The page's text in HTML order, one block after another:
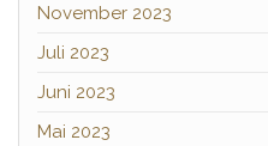
November 2023
Juli 2023
Juni 2023
Mai 2023